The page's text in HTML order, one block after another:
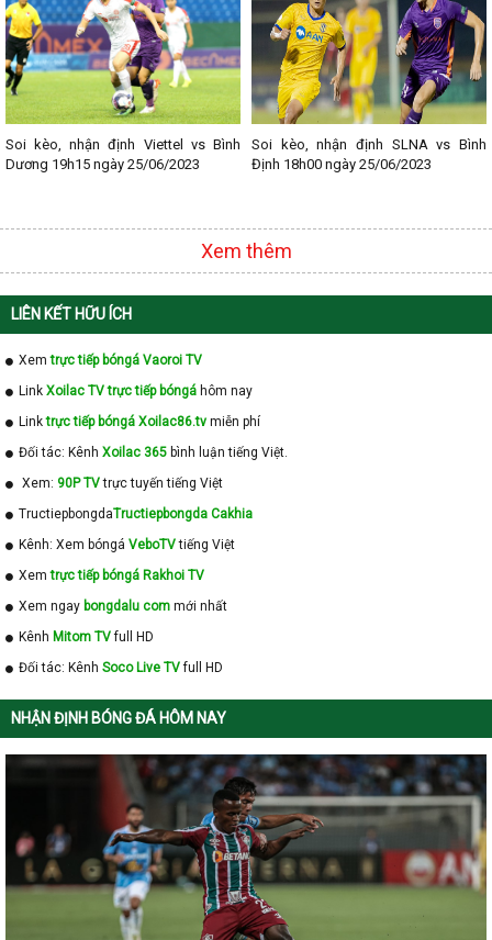
Soi kèo, nhận định Viettel vs Bình
Dương 19h15 ngày 25/06/2023
Soi kèo, nhận định SLNA vs Bình
Định 18h00 ngày 25/06/2023
Xem thêm
LIÊN KẾT HỮU ÍCH
Xemtrực tiếp bóngá Vaoroi TV
Link Xoilac TV trực tiếp bóngá hôm nay
Linktrực tiếp bóngá Xoilac86.tv miễn phí
Đối tác: Kênh Xoilac 365 bình luận tiếng Việt.
Xem: 90P TVtrực tuyến tiếng Việt
TructiepbongdaTructiepbongda Cakhia
Kênh: Xem bóngá VeboTVtiếng Việt
Xemtrực tiếp bóngá Rakhoi TV
Xem ngay bongdalu com mới nhất
Kênh Mitom TVfull HD
Đối tác: Kênh Soco Live TVfull HD
NHẬN ĐỊNH BÓNG ĐÁ HÔM NAY